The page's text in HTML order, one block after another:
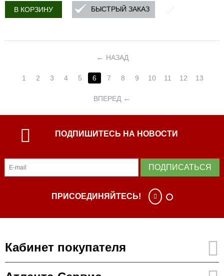
В КОРЗИНУ БЫСТРЫЙ ЗАКАЗ
НАЗАД
1 2 3 4 5 6 7 8 9 10 11 12 13
ВПЕРЕД
ПОДПИШИТЕСЬ НА НОВОСТИ
ПОДПИСАТЬСЯ
ПРИСОЕДИНЯЙТЕСЬ!
Кабинет покупателя